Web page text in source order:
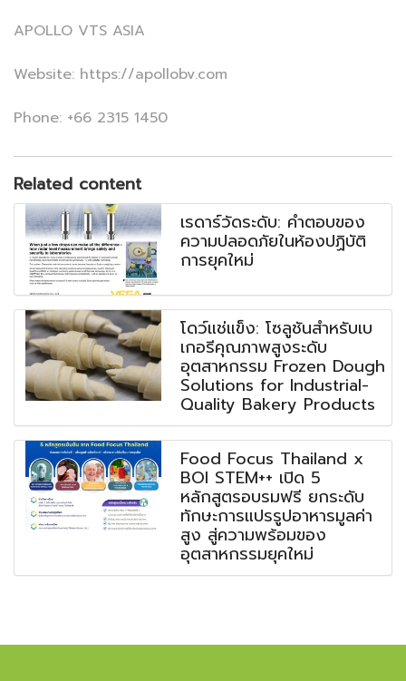
APOLLO VTS ASIA
Website: https://apollobv.com
Phone: +66 2315 1450
Related content
เรดาร์วัดระดับ: คำตอบของ
ความปลอดภัยในห้องปฏิบัติ
การยุคใหม่
โดว์แช่แข็ง: โซลูชันสำหรับเบ
เกอรีคุณภาพสูงระดับ
อุตสาหกรรม Frozen Dough
Solutions for Industrial-
Quality Bakery Products
Food Focus Thailand x
BOI STEM++ เปิด 5
หลักสูตรอบรมฟรี ยกระดับ
ทักษะการแปรรูปอาหารมูลค่า
สูง สู่ความพร้อมของ
อุตสาหกรรมยุคใหม่